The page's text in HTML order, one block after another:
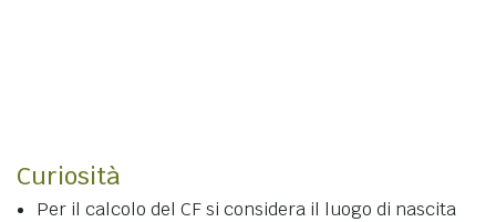
Curiosità
Per il calcolo del CF si considera il luogo di nascita